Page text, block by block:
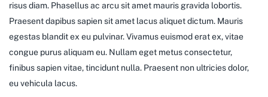
risus diam. Phasellus ac arcu sit amet mauris gravida lobortis.
Praesent dapibus sapien sit amet lacus aliquet dictum. Mauris
egestas blandit ex eu pulvinar. Vivamus euismod erat ex, vitae
congue purus aliquam eu. Nullam eget metus consectetur,
finibus sapien vitae, tincidunt nulla. Praesent non ultricies dolor,
eu vehicula lacus.